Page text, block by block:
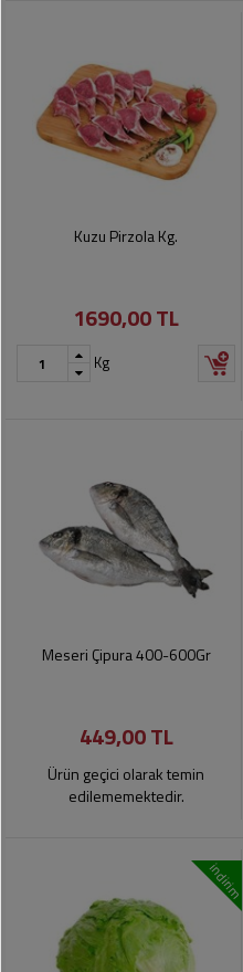
Kuzu Pirzola Kg.
1690,00 TL
Kg
Meseri Çipura 400-600Gr
449,00 TL
Ürün geçici olarak temin
edilememektedir.
indirim